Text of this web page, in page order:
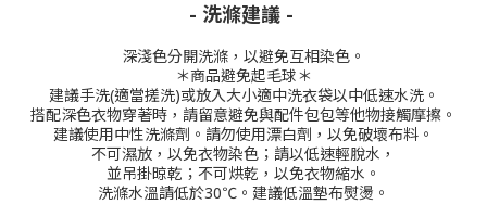
- 洗滌建議 -
深淺色分開洗滌，以避免互相染色。
＊商品避免起毛球＊
建議手洗(適當搓洗)或放入大小適中洗衣袋以中低速水洗。
搭配深色衣物穿著時，請留意避免與配件包包等他物接觸摩擦。
建議使用中性洗滌劑。 請勿使用漂白劑，以免破壞布料。
不可濕放，以免衣物染色；請以低速輕脫水，
並吊掛晾乾；不可烘乾，以免衣物縮水。
洗滌水溫請低於30℃。 建議低溫墊布熨燙。